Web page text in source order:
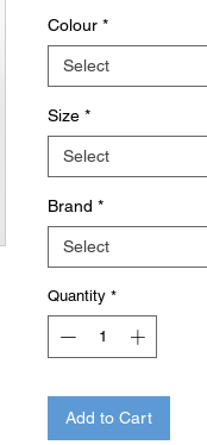
Colour *
Select
Size *
Select
Brand *
Select
Quantity *
Add to Cart